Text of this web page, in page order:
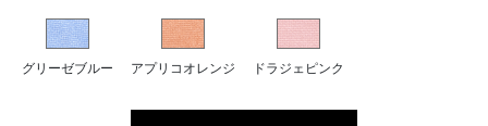
グリーゼブルー アプリコオレンジ ドラジェピンク